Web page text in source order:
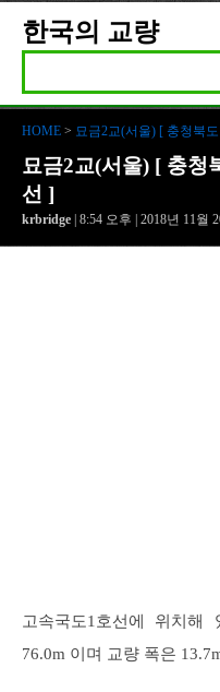
한국의 교량
HOME > 묘금2교(서울) [ 충청북
묘금2교(서울) [ 충청
선 ]
krbridge | 8:54 오후 | 2018년 11월
고속국도1호선에 위치해
76.0m 이며 교량 폭은